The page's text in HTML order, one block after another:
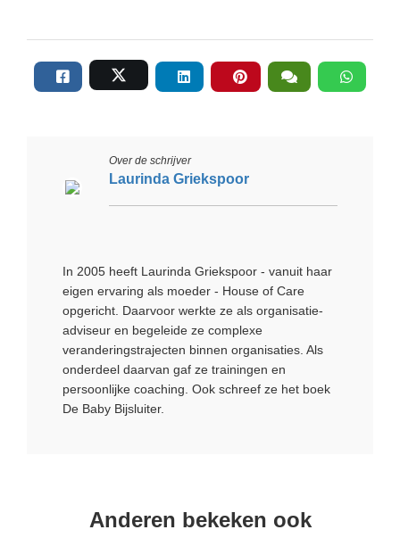
Over de schrijver
Laurinda Griekspoor
In 2005 heeft Laurinda Griekspoor - vanuit haar
eigen ervaring als moeder - House of Care
opgericht. Daarvoor werkte ze als organisatie-
adviseur en begeleide ze complexe
veranderingstrajecten binnen organisaties. Als
onderdeel daarvan gaf ze trainingen en
persoonlijke coaching. Ook schreef ze het boek
De Baby Bijsluiter.
Anderen bekeken ook